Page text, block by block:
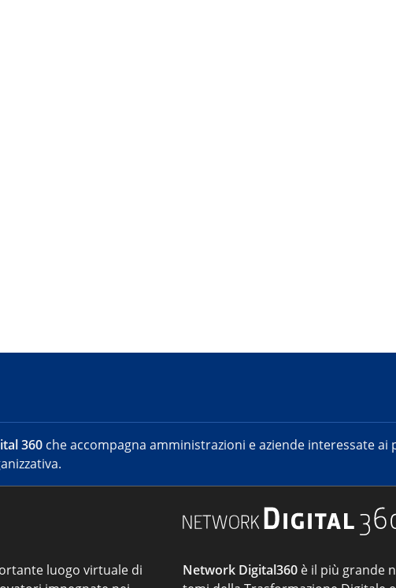
360 che accompagna amministrazioni e aziende interessate
luogo virtuale di
Network Digital360 è il più grande